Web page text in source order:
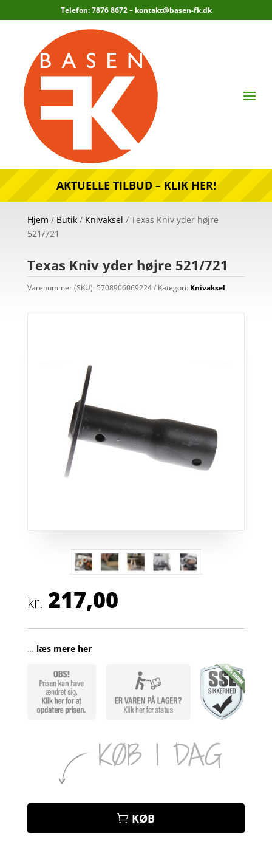
Telefon: 7876 8672 – kontakt@basen-fk.dk
AKTUELLE TILBUD – KLIK HER!
Hjem / Butik/ Knivaksel / Texas Kniv yder højre
521/721
Texas Kniv yder højre 521/721
Varenummer (SKU): 5708906069224 Kategori: Knivaksel
kr. 217,00
… læs mere her
KØB